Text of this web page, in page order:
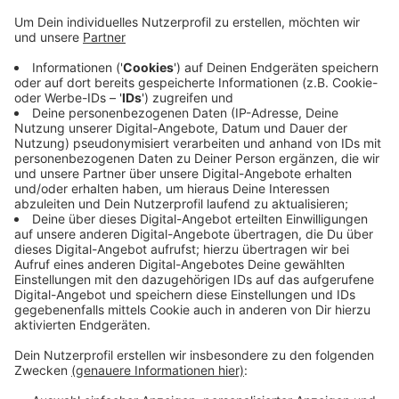
Anzeige
In den Kreis Viersen geholt hat den Preis die ClayTec
GmbH aus Viersen – ein Unternehmen, das sich mit
innovativen Lehmbaustoffen und
Produktionsverfahren befasst. Ziel des Preises ist es,
NRW zur ersten klimaneutralen Industrieregion
Europas zu machen, so NRW-Umweltminister Oliver
Krischer. Das Viersener Unternehmen erhält 30.000
Euro Preisgeld.
Anzeige